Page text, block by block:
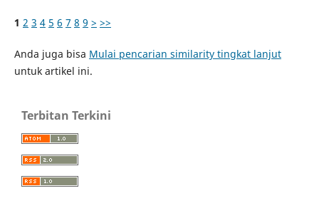
1 2 3 4 5 6 7 8 9 > >>
Anda juga bisa Mulai pencarian similarity tingkat lanjut
untuk artikel ini.
Terbitan Terkini